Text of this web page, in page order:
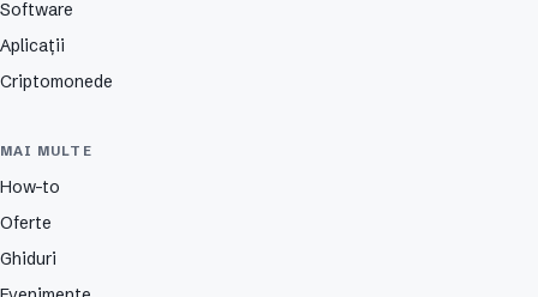
Software
Aplicații
Criptomonede
MAI MULTE
How-to
Oferte
Ghiduri